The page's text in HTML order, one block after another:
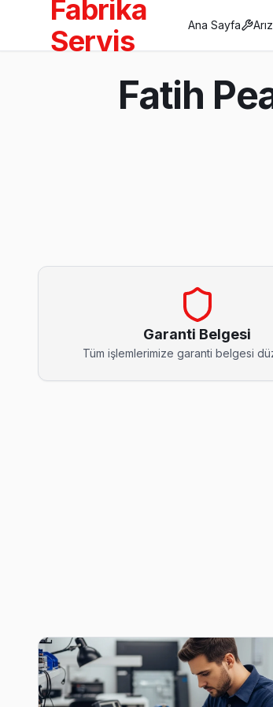
Aksaray'de Peaq TV ses ama görüntü yok
Aksaray Peaq Anakart Tamiri →
Akşemsettin Peaq Servis
Peaq TV HDMI port arızası Akşemsettin
Alemdar sakinleri için Peaq TV tamir
Peaq TV'nizin Ali Kuşçu adresine gelen
Atik Ali Peaq Anakart Tamiri →
Ayvansaray Peaq Servis
Fabrika
Servis
Ana Sayfa
Fatih
Garanti Belgesi
Tüm işlemlerimize garanti belgesi